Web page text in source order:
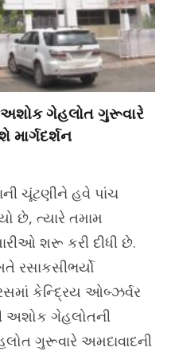
ગેહલોત ગુરૂવારે
ચૂંટણીને હવે પાંચ
છે, ત્યારે તમામ
શરૂ કરી દીધી છે.
રસાકસીભર્યો
કેન્દ્રિય ઓબ્ઝર્વર
અશોક ગેહલોતની
ગુરૂવારે અમદાવાદની